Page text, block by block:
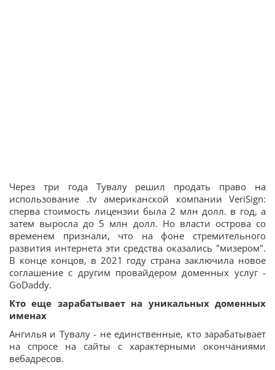
Через три года Тувалу решил продать право на
использование .tv американской компании VeriSign:
сперва стоимость лицензии была 2 млн долл. в год, а
затем выросла до 5 млн долл. Но власти острова со
временем признали, что на фоне стремительного
развития интернета эти средства оказались "мизером".
В конце концов, в 2021 году страна заключила новое
соглашение с другим провайдером доменных услуг -
GoDaddy.
Кто еще зарабатывает на уникальных доменных
именах
Ангилья и Тувалу - не единственные, кто зарабатывает
на спросе на сайты с характерными окончаниями
вебадресов.